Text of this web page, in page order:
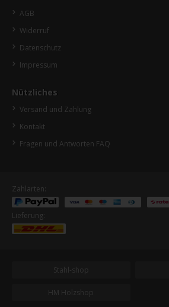
AGB
Widerruf
Datenschutz
Impressum
Nützliches
Versand und Zahlung
Kontakt
Fragen und Antworten FAQ
Zahlarten:
Lieferung:
Stahl-shop
HM Holzshop